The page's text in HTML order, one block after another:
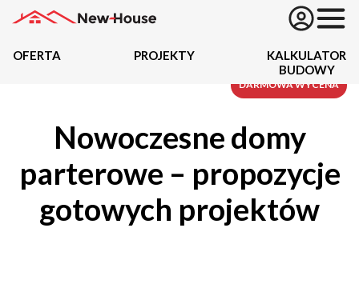
Oferta
Działki
Kredyty
OFERTA PROJEKTY
KALKULATOR
BUDOWY
Nowoczesne domy
parterowe – propozycje
gotowych projektów
DARMOWA WYCENA